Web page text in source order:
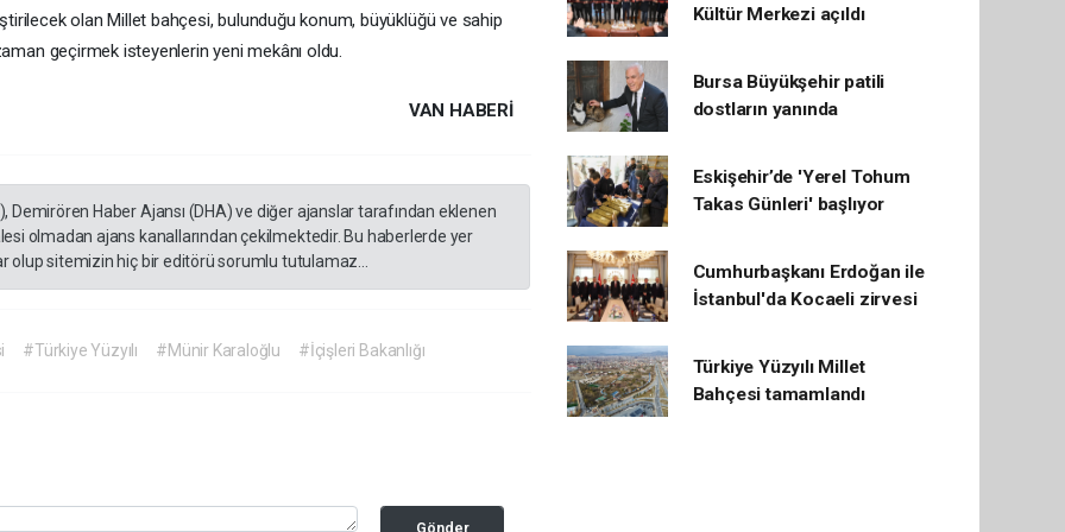
olan Millet bahçesi, bulunduğu konum, büyüklüğü ve sahip
geçirmek isteyenlerin yeni mekânı oldu.
VAN HABERİ
Demirören Haber Ajansı (DHA) ve diğer ajanslar tarafından eklenen
olmadan ajans kanallarından çekilmektedir. Bu haberlerde yer
sitemizin hiç bir editörü sorumlu tutulamaz...
#Türkiye Yüzyılı #Münir Karaloğlu #İçişleri Bakanlığı
Gönder
Kültür Merkezi açıldı
Bursa Büyükşehir patili
dostların yanında
Eskişehir’de 'Yerel Tohum
Takas Günleri' başlıyor
Cumhurbaşkanı Erdoğan ile
İstanbul'da Kocaeli zirvesi
Türkiye Yüzyılı Millet
Bahçesi tamamlandı